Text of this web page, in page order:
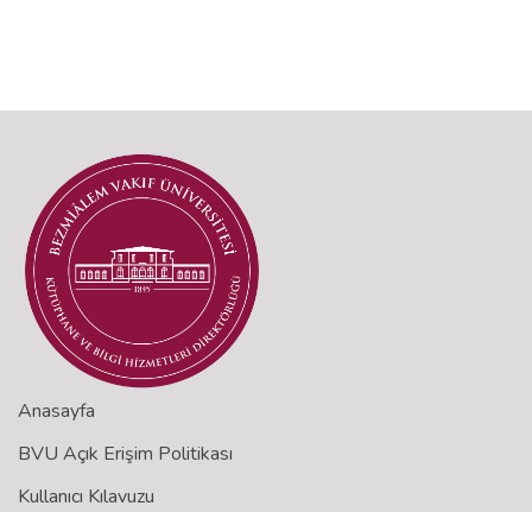
Anasayfa
BVU Açık Erişim Politikası
Kullanıcı Kılavuzu